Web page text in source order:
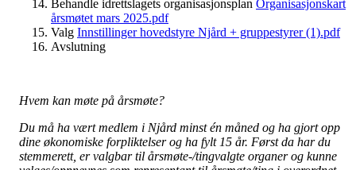
Behandle idrettslagets organisasjonsplan Organisasjonskart
årsmøtet mars 2025.pdf
Valg Innstillinger hovedstyre Njård + gruppestyrer (1).pdf
Avslutning
Hvem kan møte på årsmøte?
Du må ha vært medlem i Njård minst én måned og ha gjort opp
dine økonomiske forpliktelser og ha fylt 15 år. Først da har du
stemmerett, er valgbar til årsmøte-/tingvalgte organer og kunne